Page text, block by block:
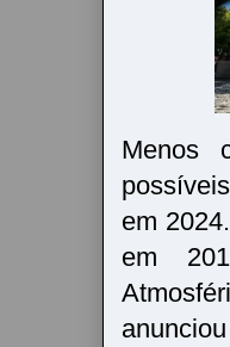
Menos
em
em